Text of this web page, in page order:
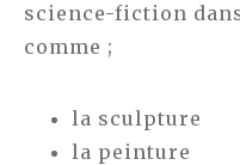
science-fiction
comme ;
la sculpture
la peinture